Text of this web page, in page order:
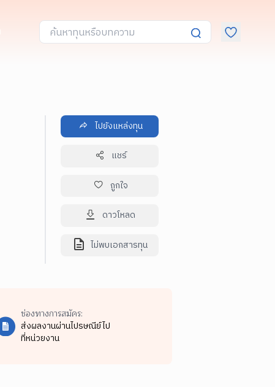
ไปยังแหล่งทุน
แชร์
ถูกใจ
ดาวโหลด
ไม่พบเอกสารทุน
ช่องทางการสมัคร:
ส่งผลงานผ่านไปรษณีย์ไป
ที่หน่วยงาน